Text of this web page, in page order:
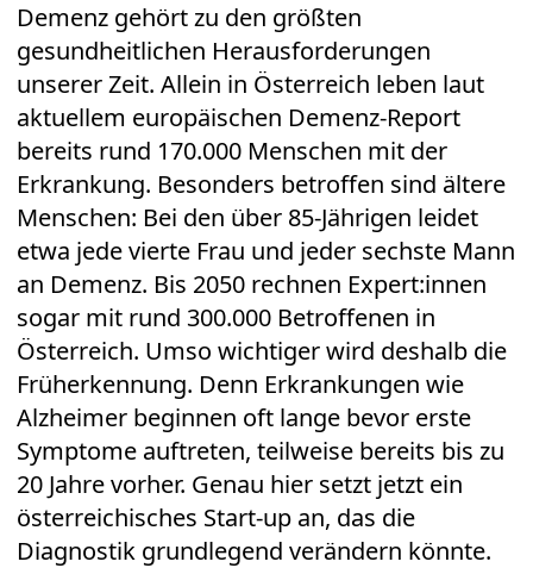
Demenz gehört zu den größten
gesundheitlichen Herausforderungen
unserer Zeit. Allein in Österreich leben laut
aktuellem europäischen Demenz-Report
bereits rund 170.000 Menschen mit der
Erkrankung. Besonders betroffen sind ältere
Menschen: Bei den über 85-Jährigen leidet
etwa jede vierte Frau und jeder sechste Mann
an Demenz. Bis 2050 rechnen Expert:innen
sogar mit rund 300.000 Betroffenen in
Österreich. Umso wichtiger wird deshalb die
Früherkennung. Denn Erkrankungen wie
Alzheimer beginnen oft lange bevor erste
Symptome auftreten, teilweise bereits bis zu
20 Jahre vorher. Genau hier setzt jetzt ein
österreichisches Start-up an, das die
Diagnostik grundlegend verändern könnte.